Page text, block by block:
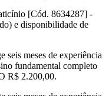
[Cód. 8634287] -
e disponibilidade de
seis meses de experiência
fundamental completo
R$ 2.200,00.